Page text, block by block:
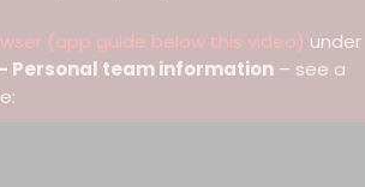
(app guide below this video) under
Personal team information – see a